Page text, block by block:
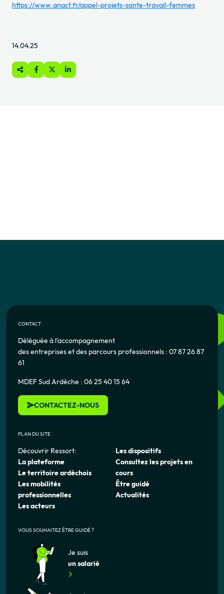
https://www.anact.fr/appel-projets-sante-travail-femmes
14.04.25
CONTACT
Déléguée à l’accompagnement
des entreprises et des parcours professionnels : 07 87 26 87
61
MDEF Sud Ardèche : 06 25 40 15 64
CONTACTEZ-NOUS
PLAN DU SITE
Découvrir Ressort:
La plateforme
Le territoire ardéchois
Les mobilités
professionnelles
Les acteurs
Les dispositifs
Consultez les projets en
cours
Être guidé
Actualités
VOUS SOUHAITEZ ÊTRE GUIDÉ ?
Je suis
un salarié